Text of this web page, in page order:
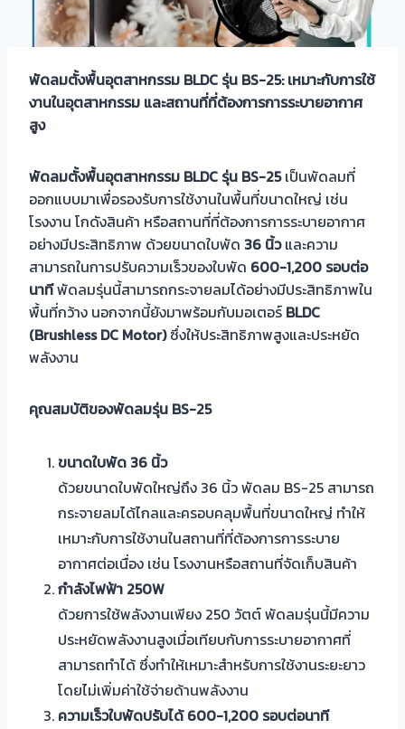
พัดลมตั้งพื้นอุตสาหกรรม BLDC รุ่น BS-25:เหมาะกับการใช้
งานในอุตสาหกรรม และสถานที่ที่ต้องการการระบายอากาศ
สูง
พัดลมตั้งพื้นอุตสาหกรรม BLDC รุ่น BS-25เป็นพัดลมที่
ออกแบบมาเพื่อรองรับการใช้งานในพื้นที่ขนาดใหญ่ เช่น
โรงงาน โกดังสินค้า หรือสถานที่ที่ต้องการการระบายอากาศ
อย่างมีประสิทธิภาพ ด้วยขนาดใบพัด 36 นิ้วและความ
สามารถในการปรับความเร็วของใบพัด 600-1,200 รอบต่อ
นาทีพัดลมรุ่นนี้สามารถกระจายลมได้อย่างมีประสิทธิภาพใน
พื้นที่กว้าง นอกจากนี้ยังมาพร้อมกับมอเตอร์ BLDC
(Brushless DC Motor)ซึ่งให้ประสิทธิภาพสูงและประหยัด
พลังงาน
คุณสมบัติของพัดลมรุ่น BS-25
ขนาดใบพัด 36 นิ้ว
ด้วยขนาดใบพัดใหญ่ถึง 36 นิ้ว พัดลม BS-25 สามารถ
กระจายลมได้ไกลและครอบคลุมพื้นที่ขนาดใหญ่ ทำให้
เหมาะกับการใช้งานในสถานที่ที่ต้องการการระบาย
อากาศต่อเนื่อง เช่น โรงงานหรือสถานที่จัดเก็บสินค้า
กำลังไฟฟ้า 250W
ด้วยการใช้พลังงานเพียง 250 วัตต์ พัดลมรุ่นนี้มีความ
ประหยัดพลังงานสูงเมื่อเทียบกับการระบายอากาศที่
สามารถทำได้ ซึ่งทำให้เหมาะสำหรับการใช้งานระยะยาว
โดยไม่เพิ่มค่าใช้จ่ายด้านพลังงาน
ความเร็วใบพัดปรับได้ 600-1,200 รอบต่อนาที